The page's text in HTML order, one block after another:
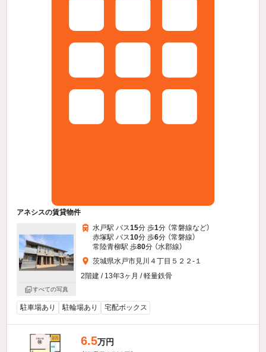
アネシスの賃貸物件
すべての写真
水戸駅 バス15分 歩1分 （常磐線など）
赤塚駅 バス10分 歩6分 （常磐線）
常陸青柳駅 歩80分 （水郡線）
茨城県水戸市見川４丁目５２２-１
2階建 / 13年3ヶ月 / 軽量鉄骨
駐車場あり 駐輪場あり 宅配ボックス
6.5万円